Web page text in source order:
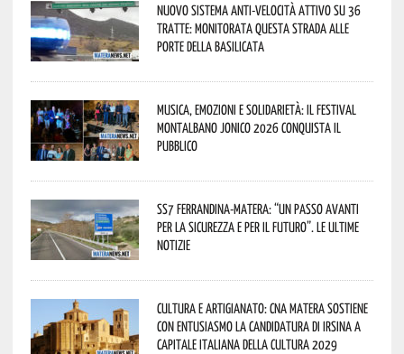
Nuovo sistema anti-velocità attivo su 36
tratte: monitorata questa strada alle
porte della Basilicata
Musica, emozioni e solidarietà: il Festival
Montalbano Jonico 2026 conquista il
pubblico
SS7 Ferrandina-Matera: “Un passo avanti
per la sicurezza e per il futuro”. Le ultime
notizie
Cultura e Artigianato: CNA Matera sostiene
con entusiasmo la candidatura di Irsina a
Capitale Italiana della Cultura 2029